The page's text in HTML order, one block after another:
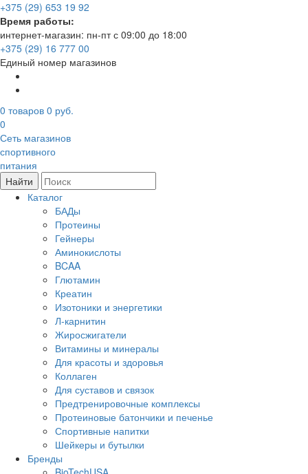
+375 (29) 653 19 92
Время работы:
интернет-магазин: пн-пт с 09:00 до 18:00
+375 (29) 16 777 00
Единый номер магазинов
0 товаров 0 руб.
0
Сеть магазинов
спортивного
питания
Найти
Каталог
БАДы
Протеины
Гейнеры
Аминокислоты
BCAA
Глютамин
Креатин
Изотоники и энергетики
Л-карнитин
Жиросжигатели
Витамины и минералы
Для красоты и здоровья
Коллаген
Для суставов и связок
Предтренировочные комплексы
Протеиновые батончики и печенье
Спортивные напитки
Шейкеры и бутылки
Бренды